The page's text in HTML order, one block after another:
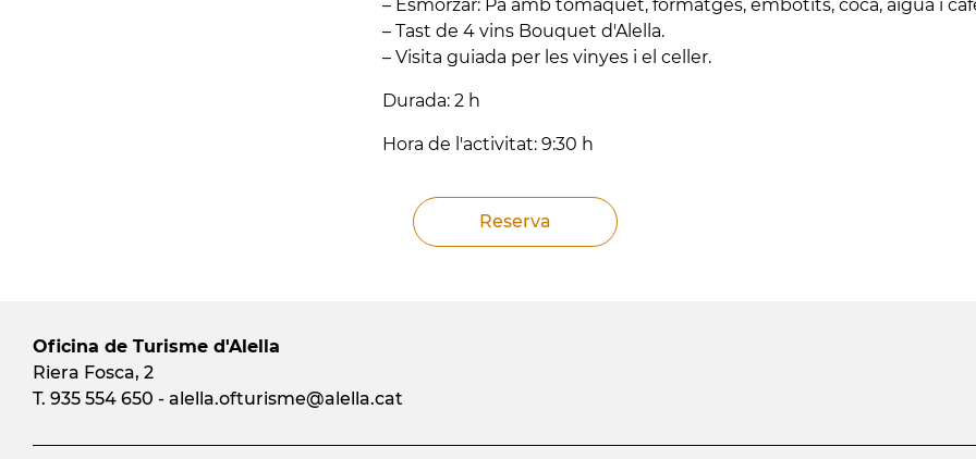
– Esmorzar: Pa amb tomàquet, formatges, embotits, coca, aigua i
– Tast de 4 vins Bouquet d'Alella.
– Visita guiada per les vinyes i el celler.
Durada: 2 h
Hora de l'activitat: 9:30 h
Reserva
Oficina de Turisme d'Alella
Riera Fosca, 2
T. 935 554 650 - alella.ofturisme@alella.cat